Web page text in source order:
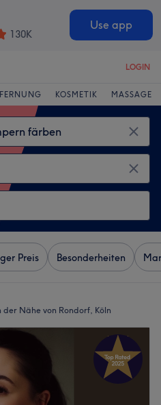
130K
Use app
LOGIN
KOSMETIK MASSAGE
Preis Besonderheiten
Nähe von Rondorf, Köln